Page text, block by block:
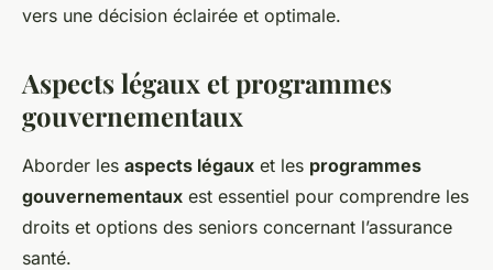
vers une décision éclairée et optimale.
Aspects légaux et programmes
gouvernementaux
Aborder les aspects légaux et les programmes
gouvernementaux est essentiel pour comprendre les
droits et options des seniors concernant l’assurance
santé.